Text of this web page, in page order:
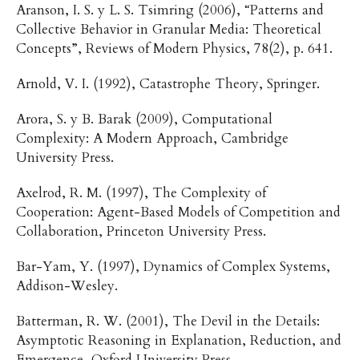
Aranson, I. S. y L. S. Tsimring (2006), “Patterns and
Collective Behavior in Granular Media: Theoretical
Concepts”, Reviews of Modern Physics, 78(2), p. 641.
Arnold, V. I. (1992), Catastrophe Theory, Springer.
Arora, S. y B. Barak (2009), Computational
Complexity: A Modern Approach, Cambridge
University Press.
Axelrod, R. M. (1997), The Complexity of
Cooperation: Agent-Based Models of Competition and
Collaboration, Princeton University Press.
Bar-Yam, Y. (1997), Dynamics of Complex Systems,
Addison-Wesley.
Batterman, R. W. (2001), The Devil in the Details:
Asymptotic Reasoning in Explanation, Reduction, and